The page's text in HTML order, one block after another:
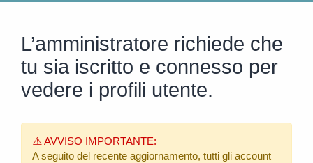
L’amministratore richiede che
tu sia iscritto e connesso per
vedere i profili utente.
⚠️ AVVISO IMPORTANTE:
A seguito del recente aggiornamento, tutti gli account